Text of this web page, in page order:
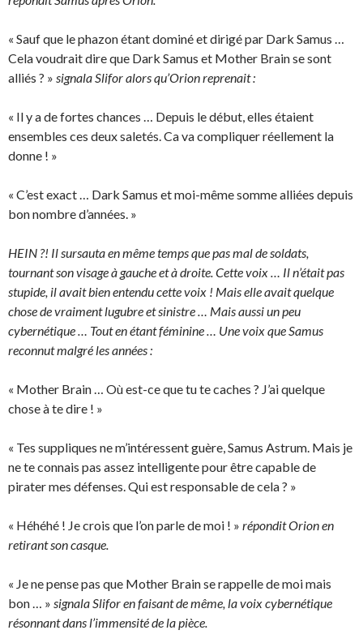
« Sauf que le phazon étant dominé et dirigé par Dark Samus …
Cela voudrait dire que Dark Samus et Mother Brain se sont
alliés ? » signala Slifor alors qu’Orion reprenait :
« Il y a de fortes chances … Depuis le début, elles étaient
ensembles ces deux saletés. Ca va compliquer réellement la
donne ! »
« C’est exact … Dark Samus et moi-même somme alliées depuis
bon nombre d’années. »
HEIN ?! Il sursauta en même temps que pas mal de soldats,
tournant son visage à gauche et à droite. Cette voix … Il n’était pas
stupide, il avait bien entendu cette voix ! Mais elle avait quelque
chose de vraiment lugubre et sinistre … Mais aussi un peu
cybernétique … Tout en étant féminine … Une voix que Samus
reconnut malgré les années :
« Mother Brain … Où est-ce que tu te caches ? J’ai quelque
chose à te dire ! »
« Tes suppliques ne m’intéressent guère, Samus Astrum. Mais je
ne te connais pas assez intelligente pour être capable de
pirater mes défenses. Qui est responsable de cela ? »
« Héhéhé ! Je crois que l’on parle de moi ! » répondit Orion en
retirant son casque.
« Je ne pense pas que Mother Brain se rappelle de moi mais
bon … » signala Slifor en faisant de même, la voix cybernétique
résonnant dans l’immensité de la pièce.